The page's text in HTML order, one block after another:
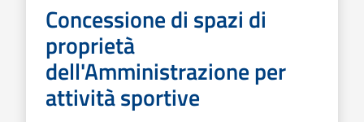
Concessione di spazi di
proprietà
dell'Amministrazione per
attività sportive